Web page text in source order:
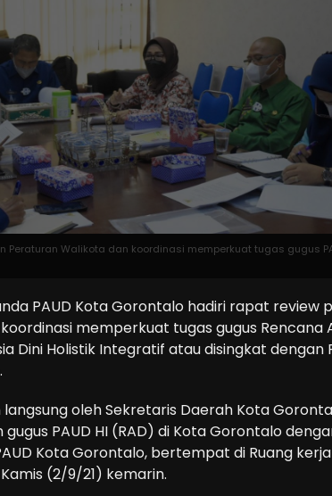
Walikota dan koordinasi memperkuat tugas gugus
PAUD Kota Gorontalo hadiri rapat review
memperkuat tugas gugus Rencana
Dini Holistik Integratif atau disingkat dengan
oleh Sekretaris Daerah Kota
PAUD HI (RAD) di Kota Gorontalo
Kota Gorontalo, bertempat di Ruang
(2/9/21) kemarin.